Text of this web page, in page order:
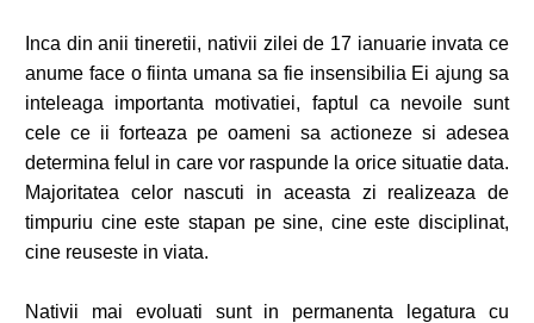
Inca din anii tineretii, nativii zilei de 17 ianuarie invata ce
anume face o fiinta umana sa fie insensibilia Ei ajung sa
inteleaga importanta motivatiei, faptul ca nevoile sunt
cele ce ii forteaza pe oameni sa actioneze si adesea
determina felul in care vor raspunde la orice situatie data.
Majoritatea celor nascuti in aceasta zi realizeaza de
timpuriu cine este stapan pe sine, cine este disciplinat,
cine reuseste in viata.
Nativii mai evoluati sunt in permanenta legatura cu